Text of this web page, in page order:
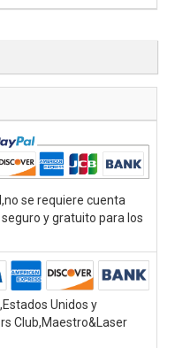
se requiere cuenta
seguro y gratuito para los
Unidos y
Club,Maestro&Laser